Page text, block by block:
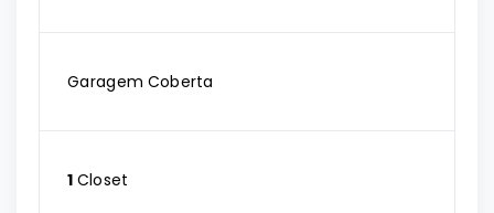
Garagem Coberta
1 Closet